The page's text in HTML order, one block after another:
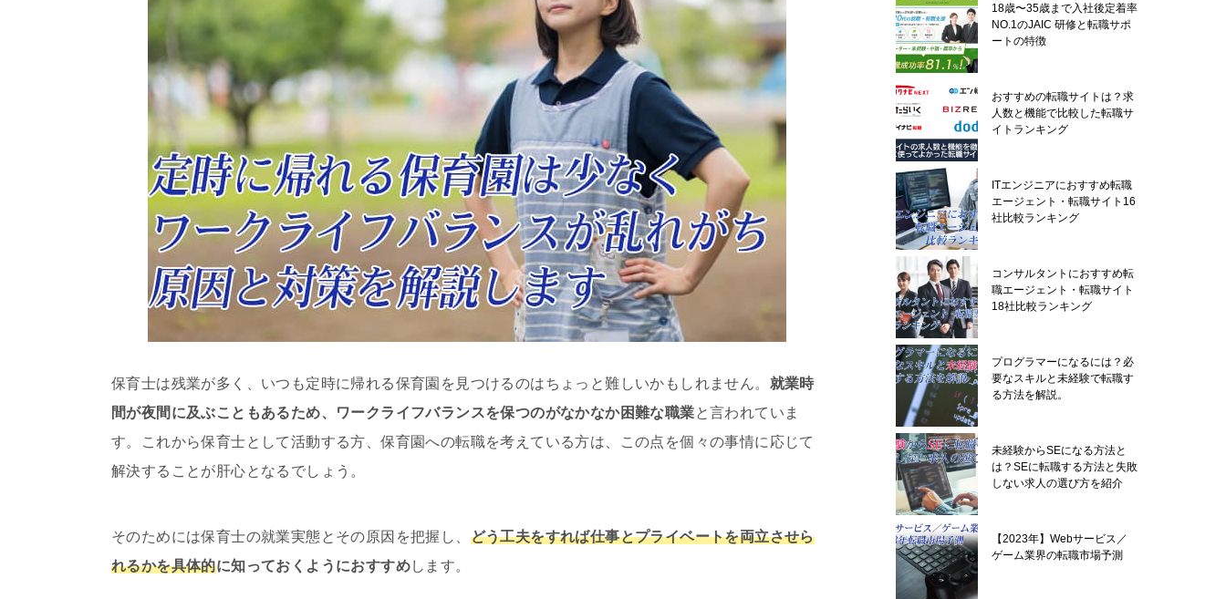
保育士は残業が多く、いつも定時に帰れる保育園を見つけるのはちょっと難しいかもしれません。 就業時
間が夜間に及ぶこともあるため、ワークライフバランスを保つのがなかなか困難な職業と言われていま
す。これから保育士として活動する方、保育園への転職を考えている方は、この点を個々の事情に応じて
解決することが肝心となるでしょう。
そのためには保育士の就業実態とその原因を把握し、 どう工夫をすれば仕事とプライベートを両立させら
れるかを具体的に知っておくようにおすすめします。
18歳〜35歳まで入社後定着率
NO.1のJAIC 研修と転職サポ
ートの特徴
おすすめの転職サイトは？求
人数と機能で比較した転職サ
イトランキング
ITエンジニアにおすすめ転職
エージェント・転職サイト16
社比較ランキング
コンサルタントにおすすめ転
職エージェント・転職サイト
18社比較ランキング
プログラマーになるには？必
要なスキルと未経験で転職す
る方法を解説。
未経験からSEになる方法と
は？SEに転職する方法と失敗
しない求人の選び方を紹介
【2023年】Webサービス／
ゲーム業界の転職市場予測